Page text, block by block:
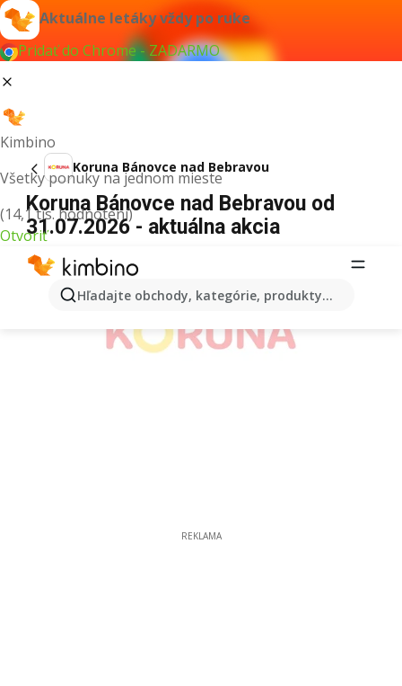
Aktuálne letáky vždy po ruke
Pridať do Chrome - ZADARMO
Kimbino
Všetky ponuky na jednom mieste
(14,1 tis. hodnotení)
Otvoriť
Hľadajte obchody, kategórie, produkty...
Koruna Bánovce nad Bebravou
Koruna Bánovce nad Bebravou od
31.07.2026 - aktuálna akcia
REKLAMA